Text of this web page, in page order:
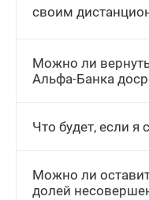
своим
Можно ли
Альфа-Банка
Что будет, если я
Можно ли
долей